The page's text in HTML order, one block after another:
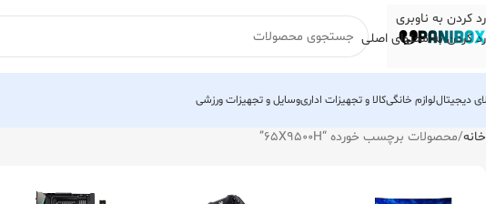
رد کردن به ناوبری
رد کردن به محتوای اصلی
دیجیتاللوازم خانگیکالا و تجهیزات اداریوسایل و تجهیزات ورزشی
خانه محصولات برچسب خورده “65X9500H”